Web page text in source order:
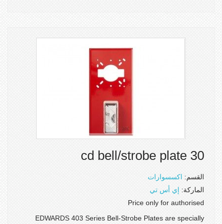
30 cd bell/strobe plate
القسم: اكسسوارات
الماركة: إي أس تي
Price only for authorised
EDWARDS 403 Series Bell-Strobe Plates are specially